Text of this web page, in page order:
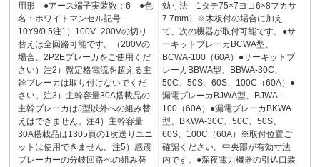
用形 ●アース端子実装数：6 ●色
名：ホワイトマンセル記号
10Y9/0.5注1）100V−200Vの切り
替えは全回路可能です。（200Vの
場合、2P2Eブレーカをご使用くだ
さい）注2）盤定格電流を超える主
幹ブレーカは取り付けないでくだ
さい。注3）主幹容量30A搭載品の
主幹ブレーカはJ型以外への組み替
えはできません。注4）主幹容量
30A搭載品は1305頁の1次送りユニ
ットは使用できません。注5）感震
ブレーカーの分岐回路への組み替
効寸法 1タテ75×7ヨコ6×8フカサ
7.7mm〉※木板付の場合に加え
て、次の機器が取付可能です。●サ
ーキットブレーカBCWA型、
BCWA-100（60A）●サーキットブ
レーカBBWA型、BBWA-30C、
50C、50S、60S、100C（60A）●
漏電ブレーカBJWA型、BJWA-
100（60A）●漏電ブレーカBKWA
型、BKWA-30C、50C、50S、
60S、100C（60A）※取付位置ご
確認ください。中央部が有効寸法
内です。●深夜電力機器の引込口装